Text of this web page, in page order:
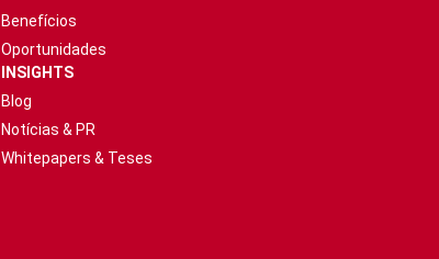
Benefícios
Oportunidades
INSIGHTS
Blog
Notícias & PR
Whitepapers & Teses